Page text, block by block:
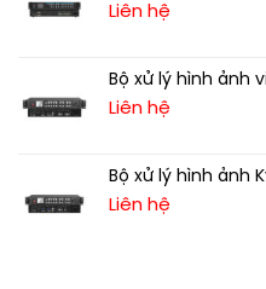
Liên hệ
Bộ xử lý hình ảnh
Liên hệ
Bộ xử lý hình ảnh
Liên hệ